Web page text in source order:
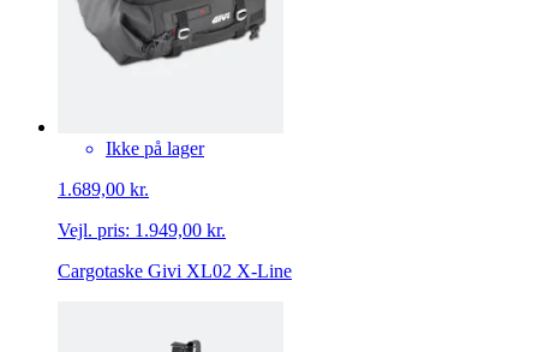
Ikke på lager
1.689,00 kr.
Vejl. pris: 1.949,00 kr.
Cargotaske Givi XL02 X-Line